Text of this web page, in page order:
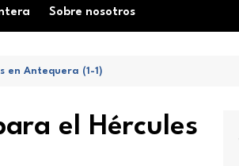
Sobre nosotros
en Antequera (1-1)
el Hércules